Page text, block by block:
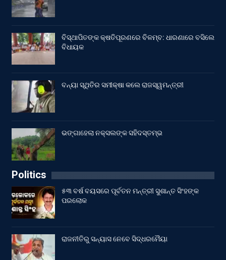
ବିସ୍ଥାପିତଙ୍କ କ୍ଷତିପୂରଣରେ ବିଳମ୍ବ: ଧାରଣାରେ ବସିଲେ
ବିଧାୟକ
ବନ୍ୟା ସ୍ଥିତିର ସମୀକ୍ଷା କଲେ ରାଜସ୍ୱମନ୍ତ୍ରୀ
ଭଙ୍ଗାହେଲା ନକ୍ସଲଙ୍କ ସହିଦସ୍ତମ୍ଭ
Politics
୫୩ ବର୍ଷ ବୟସରେ ପୂର୍ବତନ ମନ୍ତ୍ରୀ ସୁଶାନ୍ତ ସିଂହଙ୍କ
ପରଲୋକ
ରାଜନୀତିରୁ ସନ୍ୟାସ ନେବେ ସିଦ୍ଧରମୈୟା